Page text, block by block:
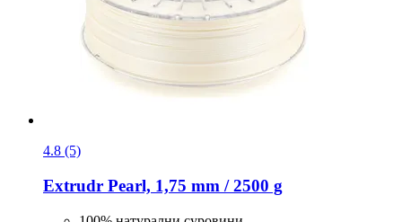
4.8 (5)
Extrudr Pearl, 1,75 mm / 2500 g